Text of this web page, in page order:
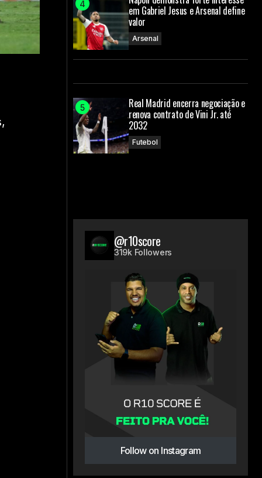
em Gabriel Jesus e Arsenal define
valor
Arsenal
Real Madrid encerra negociação e
renova contrato de Vini Jr. até
2032
Futebol
@r10score
319k Followers
Follow on Instagram